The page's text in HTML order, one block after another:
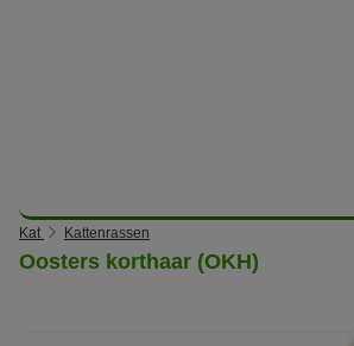
Kat Kattenrassen
Oosters korthaar (OKH)